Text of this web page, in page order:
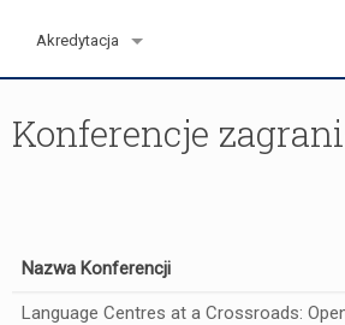
Akredytacja
Konferencje
Nazwa Konferencji
Language Centres at a Crossroads: